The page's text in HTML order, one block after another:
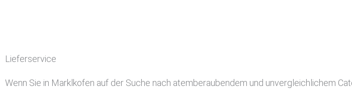
Lieferservice
Wenn Sie in Marklkofen auf der Suche nach atemberaubendem und unvergleichlichem